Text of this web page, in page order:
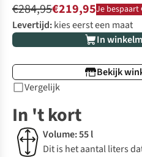
€284,95€219,95Je bespaart
Levertijd:kies eerst een maat
In
Bekijk
Vergelijk
In 't kort
Volume: 55 l
Dit is het aantal liters